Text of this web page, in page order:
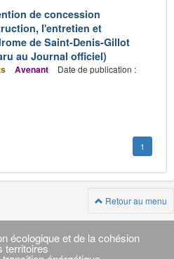
de concession
l'entretien et
de Saint-Denis-Gillot
au Journal officiel)
Avenant
Date de publication :
1
Retour au menu
écologique et de la cohésion
territoires